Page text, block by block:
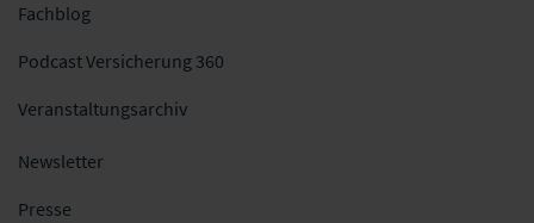
Fachblog
Podcast Versicherung 360
Veranstaltungsarchiv
Newsletter
Presse